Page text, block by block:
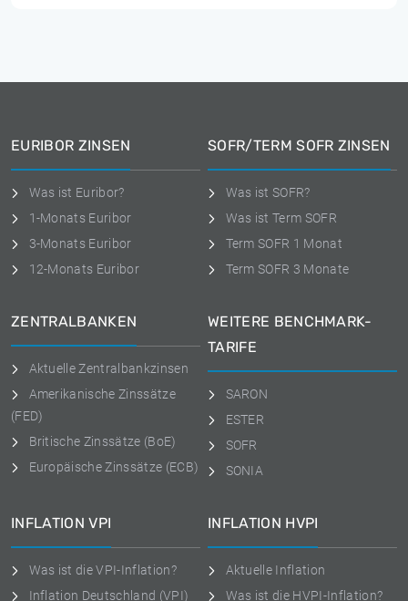
EURIBOR ZINSEN
Was ist Euribor?
1-Monats Euribor
3-Monats Euribor
12-Monats Euribor
SOFR/TERM SOFR ZINSEN
Was ist SOFR?
Was ist Term SOFR
Term SOFR 1 Monat
Term SOFR 3 Monate
ZENTRALBANKEN
Aktuelle Zentralbankzinsen
Amerikanische Zinssätze
(FED)
Britische Zinssätze (BoE)
Europäische Zinssätze (ECB)
WEITERE BENCHMARK-
TARIFE
SARON
ESTER
SOFR
SONIA
INFLATION VPI
Was ist die VPI-Inflation?
Inflation Deutschland (VPI)
INFLATION HVPI
Aktuelle Inflation
Was ist die HVPI-Inflation?